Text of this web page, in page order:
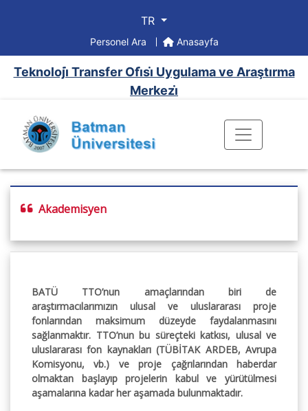
TR
Personel Ara Anasayfa
Teknoloji̇ Transfer Ofi̇si̇ Uygulama ve Araştırma
Merkezi̇
Akademisyen
BATÜ TTO’nun amaçlarından biri de
araştırmacılarımızın ulusal ve uluslararası proje
fonlarından maksimum düzeyde faydalanmasını
sağlanmaktır. TTO’nun bu süreçteki katkısı, ulusal ve
uluslararası fon kaynakları (TÜBİTAK ARDEB, Avrupa
Komisyonu, vb.) ve proje çağrılarından haberdar
olmaktan başlayıp projelerin kabul ve yürütülmesi
aşamalarına kadar her aşamada bulunmaktadır.